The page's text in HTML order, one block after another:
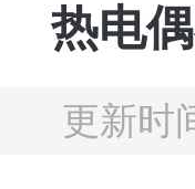
热电
更新时